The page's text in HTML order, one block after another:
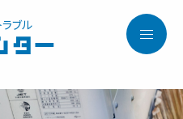
ブル